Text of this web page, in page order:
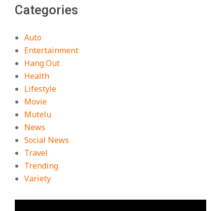
Categories
Auto
Entertainment
Hang Out
Health
Lifestyle
Movie
Mutelu
News
Social News
Travel
Trending
Variety